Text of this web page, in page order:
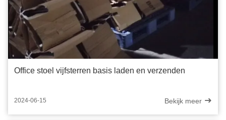
Office stoel vijfsterren basis laden en verzenden
2024-06-15 Bekijk meer